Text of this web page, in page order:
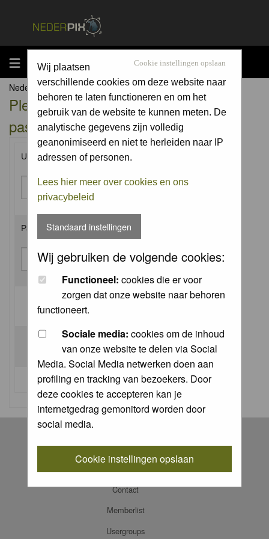
MENU Cookie instellingen opslaan
Wij plaatsen
verschillende cookies om deze website naar
behoren te laten functioneren en om het
gebruik van de website te kunnen meten. De
analytische gegevens zijn volledig
geanonimiseerd en niet te herleiden naar IP
adressen of personen.
Lees hier meer over cookies en ons
privacybeleid
Standaard instellingen
Wij gebruiken de volgende cookies:
Functioneel: cookies die er voor
zorgen dat onze website naar behoren
functioneert.
Sociale media: cookies om de inhoud
van onze website te delen via Social
Media. Social Media netwerken doen aan
profiling en tracking van bezoekers. Door
deze cookies te accepteren kan je
internetgedrag gemonitord worden door
social media.
Cookie instellingen opslaan
Nederpix.nl Forum Index
Please enter your username and
password to log in.
Username:
Password:
Log me on automatically each visit:
I forgot my password
Log in
Contact
Memberlist
Usergroups